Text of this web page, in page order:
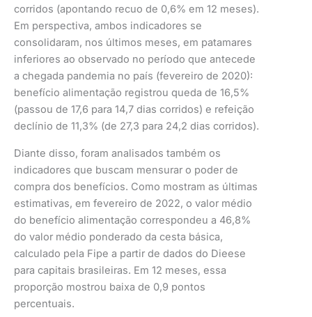
corridos (apontando recuo de 0,6% em 12 meses).
Em perspectiva, ambos indicadores se
consolidaram, nos últimos meses, em patamares
inferiores ao observado no período que antecede
a chegada pandemia no país (fevereiro de 2020):
benefício alimentação registrou queda de 16,5%
(passou de 17,6 para 14,7 dias corridos) e refeição
declínio de 11,3% (de 27,3 para 24,2 dias corridos).
Diante disso, foram analisados também os
indicadores que buscam mensurar o poder de
compra dos benefícios. Como mostram as últimas
estimativas, em fevereiro de 2022, o valor médio
do benefício alimentação correspondeu a 46,8%
do valor médio ponderado da cesta básica,
calculado pela Fipe a partir de dados do Dieese
para capitais brasileiras. Em 12 meses, essa
proporção mostrou baixa de 0,9 pontos
percentuais.